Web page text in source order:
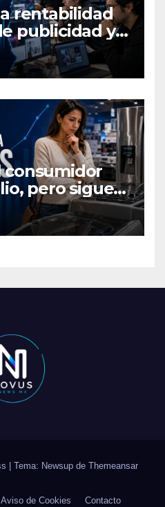
rentabilidad
publicidad y
el cobro por
e IPADE
consumidor
pero sigue
Banxico
Tema: Newsup de Themeansar
Aviso de Cookies Contacto